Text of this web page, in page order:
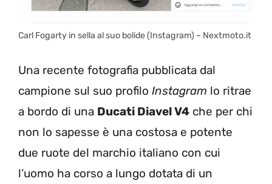
Carl Fogarty in sella al suo bolide (Instagram) – Nextmoto.it
Una recente fotografia pubblicata dal
campione sul suo profilo Instagram lo ritrae
a bordo di una Ducati Diavel V4 che per chi
non lo sapesse è una costosa e potente
due ruote del marchio italiano con cui
l’uomo ha corso a lungo dotata di un